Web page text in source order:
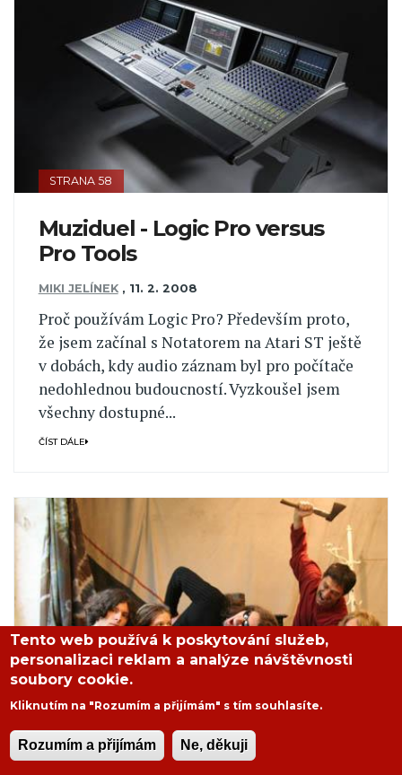
STRANA 58
Muziduel - Logic Pro versus
Pro Tools
MIKI JELÍNEK , 11. 2. 2008
Proč používám Logic Pro? Především proto,
že jsem začínal s Notatorem na Atari ST ještě
v dobách, kdy audio záznam byl pro počítače
nedohlednou budoucností. Vyzkoušel jsem
všechny dostupné...
ČÍST DÁLE
STRANA 61
Tento web používá k poskytování služeb,
personalizaci reklam a analýze návštěvnosti
soubory cookie.
Kliknutím na "Rozumím a přijímám" s tím souhlasíte.
Rozumím a přijímám Ne, děkuji